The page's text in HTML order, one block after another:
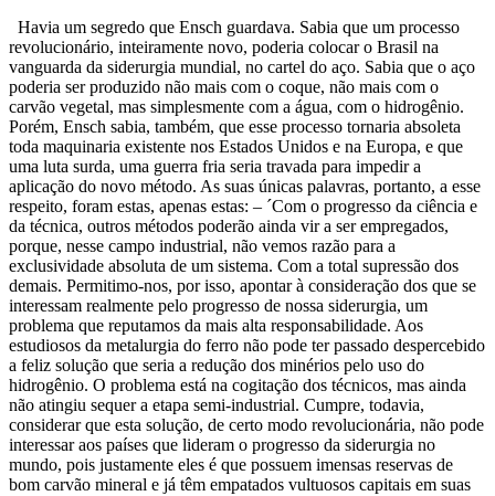
Havia um segredo que Ensch guardava. Sabia que um processo
revolucionário, inteiramente novo, poderia colocar o Brasil na
vanguarda da siderurgia mundial, no cartel do aço. Sabia que o aço
poderia ser produzido não mais com o coque, não mais com o
carvão vegetal, mas simplesmente com a água, com o hidrogênio.
Porém, Ensch sabia, também, que esse processo tornaria absoleta
toda maquinaria existente nos Estados Unidos e na Europa, e que
uma luta surda, uma guerra fria seria travada para impedir a
aplicação do novo método. As suas únicas palavras, portanto, a esse
respeito, foram estas, apenas estas: – ´Com o progresso da ciência e
da técnica, outros métodos poderão ainda vir a ser empregados,
porque, nesse campo industrial, não vemos razão para a
exclusividade absoluta de um sistema. Com a total supressão dos
demais. Permitimo-nos, por isso, apontar à consideração dos que se
interessam realmente pelo progresso de nossa siderurgia, um
problema que reputamos da mais alta responsabilidade. Aos
estudiosos da metalurgia do ferro não pode ter passado despercebido
a feliz solução que seria a redução dos minérios pelo uso do
hidrogênio. O problema está na cogitação dos técnicos, mas ainda
não atingiu sequer a etapa semi-industrial. Cumpre, todavia,
considerar que esta solução, de certo modo revolucionária, não pode
interessar aos países que lideram o progresso da siderurgia no
mundo, pois justamente eles é que possuem imensas reservas de
bom carvão mineral e já têm empatados vultuosos capitais em suas